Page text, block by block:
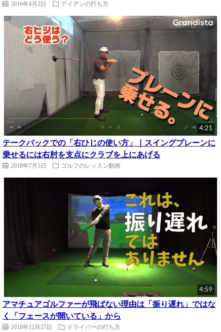
2016年4月2日 アイアンの打ち方
4:21
テークバックでの「右ひじの使い方」｜スイングプレーンに
乗せるには右肘を支点にクラブを上にあげる
2018年7月5日 ゴルフのレッスン動画
4:59
アマチュアゴルファーが飛ばない理由は「振り遅れ」ではな
く「フェースが開いている」から
2018年12月27日 ドライバーの打ち方